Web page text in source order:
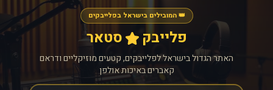
👑 המובילים בישראל בפלייבקים
פלייבק סטאר
האתר הגדול בישראל לפלייבקים, קטעים מוזיקליים ודראם
קאברים באיכות אולפן